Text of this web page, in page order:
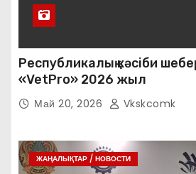
Республикалық кәсіби
«VetPro» 2026 жыл
Май 20, 2026 Vkskcomk
ЖАҢАЛЫҚТАР / НОВОСТИ